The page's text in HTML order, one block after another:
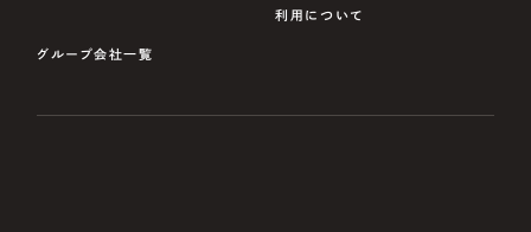
利用について
グループ会社一覧